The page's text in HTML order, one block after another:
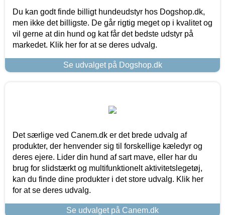
Du kan godt finde billigt hundeudstyr hos Dogshop.dk,
men ikke det billigste. De går rigtig meget op i kvalitet og
vil gerne at din hund og kat får det bedste udstyr på
markedet. Klik her for at se deres udvalg.
Se udvalget på Dogshop.dk
Det særlige ved Canem.dk er det brede udvalg af
produkter, der henvender sig til forskellige kæledyr og
deres ejere. Lider din hund af sart mave, eller har du
brug for slidstærkt og multifunktionelt aktivitetslegetøj,
kan du finde dine produkter i det store udvalg. Klik her
for at se deres udvalg.
Se udvalget på Canem.dk